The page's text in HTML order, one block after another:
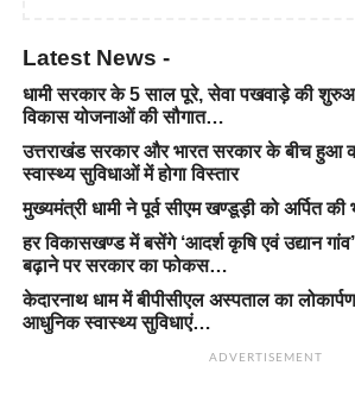
Latest News -
धामी सरकार के 5 साल पूरे, सेवा पखवाड़े की
विकास योजनाओं की सौगात…
उत्तराखंड सरकार और भारत सरकार के बीच हुआ
स्वास्थ्य सुविधाओं में होगा विस्तार
मुख्यमंत्री धामी ने पूर्व सीएम खण्डूड़ी को अर्पित की
हर विकासखण्ड में बसेंगे ‘आदर्श कृषि एवं उद्यान
बढ़ाने पर सरकार का फोकस…
केदारनाथ धाम में बीपीसीएल अस्पताल का
आधुनिक स्वास्थ्य सुविधाएं…
ADVERTISEMENT